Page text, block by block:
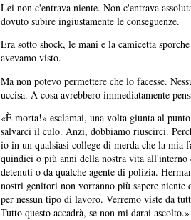
Lei non c'entrava niente. Non c'entrava
dovuto subire ingiustamente le conseguenze.
Era sotto shock, le mani e la camicetta
avevamo visto.
Ma non potevo permettere che lo facesse.
uccisa. A cosa avrebbero immediatamente
«È morta!» esclamai, una volta giunta al
salvarci il culo. Anzi, dobbiamo riuscirci.
io in un qualsiasi college di merda che la mia
quindici o più anni della nostra vita all'interno
detenuti o da qualche agente di polizia.
nostri genitori non vorranno più sapere niente
per nessun tipo di lavoro. Verremo viste da
Tutto questo accadrà, se non mi darai ascolto.»